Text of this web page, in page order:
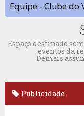
Equipe - Clube do
Espaço destinado
eventos da
Demais
Publicidade